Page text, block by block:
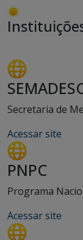
Secretaria de
Acessar site
PNPC
Programa
Acessar site